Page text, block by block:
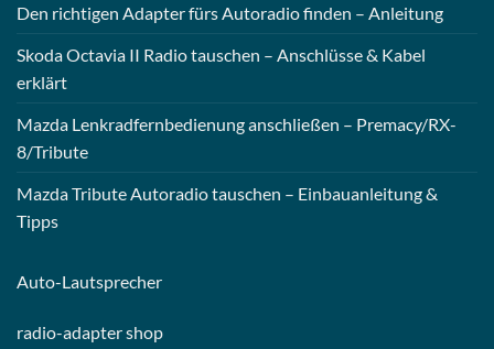
Den richtigen Adapter fürs Autoradio finden – Anleitung
Skoda Octavia II Radio tauschen – Anschlüsse & Kabel
erklärt
Mazda Lenkradfernbedienung anschließen – Premacy/RX-
8/Tribute
Mazda Tribute Autoradio tauschen – Einbauanleitung &
Tipps
Auto-Lautsprecher
radio-adapter shop